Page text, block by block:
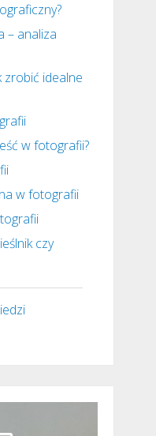
– analiza
zrobić idealne
w fotografii?
w fotografii
czy